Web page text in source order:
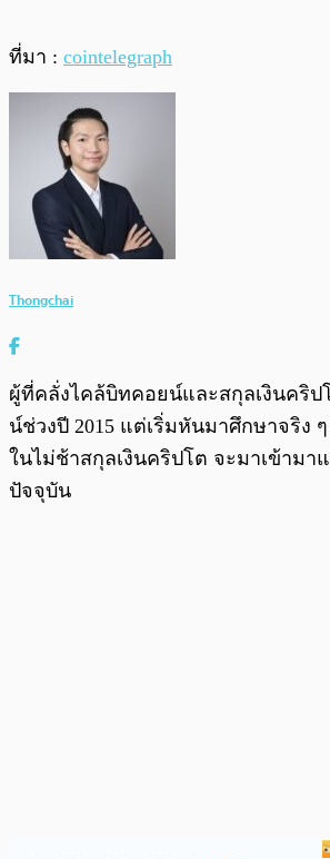
ที่มา : cointelegraph
Thongchai
ผู้ที่คลั่งไคล้บิทคอยน์และสกุลเงินคริป
น์ช่วงปี 2015 แต่เริ่มหันมาศึกษาจริง
ในไม่ช้าสกุลเงินคริปโต จะมาเข้ามา
ปัจจุบัน